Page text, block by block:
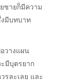
ชายก็มีความ
มีบทบาท
วางแผน
มีบุตรยาก
รละเลย และ